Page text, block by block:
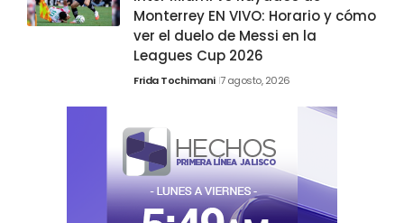
Monterrey EN VIVO: Horario y cómo
ver el duelo de Messi en la
Leagues Cup 2026
Frida Tochimani 7 agosto, 2026